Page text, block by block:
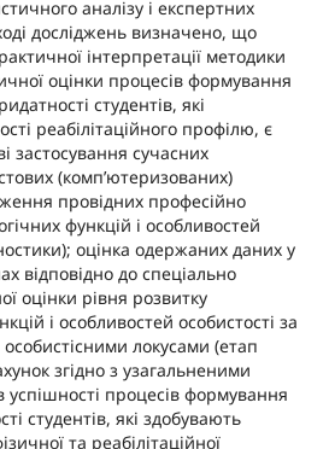
аналізу і експертних
досліджень визначено, що
інтерпретації методики
оцінки процесів формування
студентів, які
реабілітаційного профілю, є
застосування сучасних
(комп’ютеризованих)
провідних професійно
функцій і особливостей
оцінка одержаних даних у
відповідно до спеціально
оцінки рівня розвитку
і особливостей особистості за
особистісними локусами (етап
згідно з узагальненими
процесів формування
студентів, які здобувають
та реабілітаційної